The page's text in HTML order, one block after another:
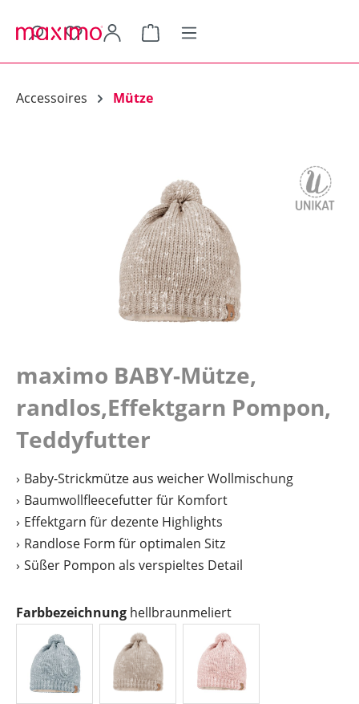
Warenkorb enthält 0
Accessoires Mütze
maximo BABY-Mütze,
randlos,Effektgarn Pompon,
Teddyfutter
Baby-Strickmütze aus weicher Wollmischung
Baumwollfleecefutter für Komfort
Effektgarn für dezente Highlights
Randlose Form für optimalen Sitz
Süßer Pompon als verspieltes Detail
Farbbezeichnungauswählen
hellbraunmeliert
bluemeliert
hellbraunmeliertrosameliert